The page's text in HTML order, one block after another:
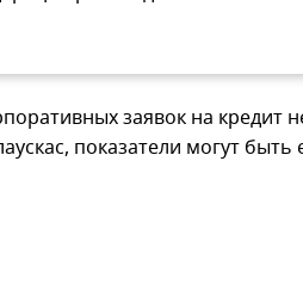
заявок на кредит
показатели могут